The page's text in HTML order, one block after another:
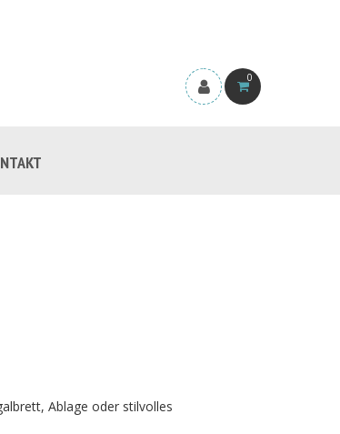
0
Ablage oder stilvolles